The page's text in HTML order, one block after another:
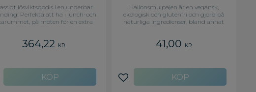
lösviktsgodis i en underbar
Perfekta att ha i lunch-och
på möten för en extra
med ditt favoritgodis,
kända varumärken. Levereras i
KG
364,22 KR
till i favoriter
Hallonsmulpajen är en vegansk,
ekologisk och glutenfri och gjord på
naturliga ingredienser, bland annat
41,00 KR
Lägg till i favoriter